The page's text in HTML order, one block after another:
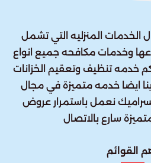
الخدمات المنزليه التي تشمل
وخدمات مكافحه جميع انواع
خدمه تنظيف وتعقيم الخزانات
ايضا خدمه متميزة في مجال
نعمل باستمرار عروض
سارع بالاتصال
القوائم